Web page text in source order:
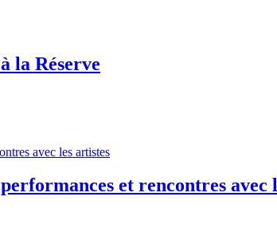
la Réserve
et rencontres avec